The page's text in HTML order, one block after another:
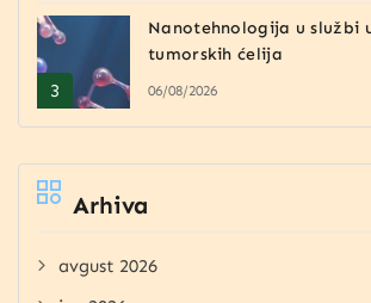
Nanotehnologija u službi
tumorskih ćelija
06/08/2026
Arhiva
avgust 2026